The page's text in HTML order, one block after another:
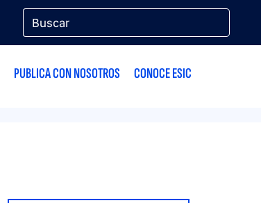
PUBLICA CON NOSOTROS CONOCE ESIC